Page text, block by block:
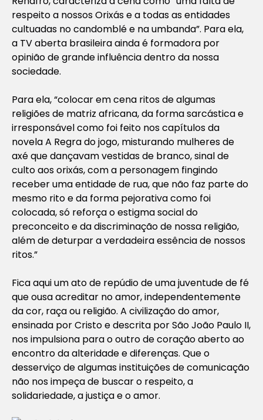
respeito a nossos Orixás e a todas as entidades
cultuadas no candomblé e na umbanda”. Para ela,
a TV aberta brasileira ainda é formadora por
opinião de grande influência dentro da nossa
sociedade.
Para ela, “colocar em cena ritos de algumas
religiões de matriz africana, da forma sarcástica e
irresponsável como foi feito nos capítulos da
novelaA Regra do jogo, misturando mulheres de
axé que dançavam vestidas de branco, sinal de
culto aos orixás, com a personagem fingindo
receber uma entidade de rua, que não faz parte do
mesmo rito e da forma pejorativa como foi
colocada, só reforça o estigma social do
preconceito e da discriminação de nossa religião,
além de deturpar a verdadeira essência de nossos
ritos.”
Fica aqui um ato de repúdio de uma juventude de fé
que ousa acreditar no amor, independentemente
da cor, raça ou religião. A civilização do amor,
ensinada por Cristo e descrita por São João Paulo II,
nos impulsiona para o outro de coração aberto ao
encontro da alteridade e diferenças. Que o
desserviço de algumas instituições de comunicação
não nos impeça de buscar o respeito, a
solidariedade, a justiça e o amor.